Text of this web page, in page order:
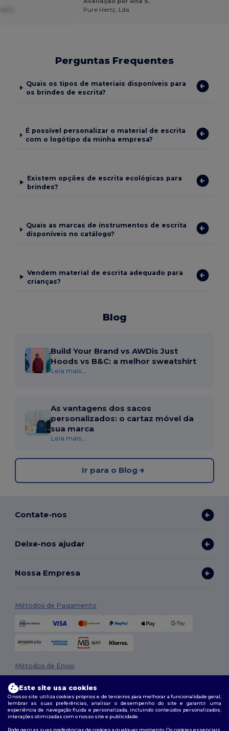
Pure Hertz, Lda
Perguntas Frequentes
Quais os tipos de materiais disponíveis para
os brindes de escrita?
É possível personalizar o material de escrita
com o logótipo da minha empresa?
Existem opções de escrita ecológicas para
brindes?
Quais as marcas de instrumentos de escrita
disponíveis no catálogo?
Vendem material de escrita adequado para
crianças?
Blog
Build Your Brand vs AWDis Just
Hoods vs B&C: a melhor sweatshirt
Leia mais...
As vantagens dos sacos
personalizados: o cartaz móvel da
sua marca
Leia mais...
Ir para o Blog
Contate-nos
Deixe-nos ajudar
Nossa Empresa
Métodos de Pagamento
Métodos de Envio
Este site usa cookies
O nosso site utiliza cookies próprios e de terceiros para melhorar a funcionalidade geral,
lembrar as suas preferências, analisar o desempenho do site e garantir uma
experiência de navegação fluida e personalizada, incluindo conteúdos personalizados,
interações otimizadas com o nosso site e publicidade.
Pode gerir as suas preferências de cookies a qualquer momento. Os cookies essenciais,